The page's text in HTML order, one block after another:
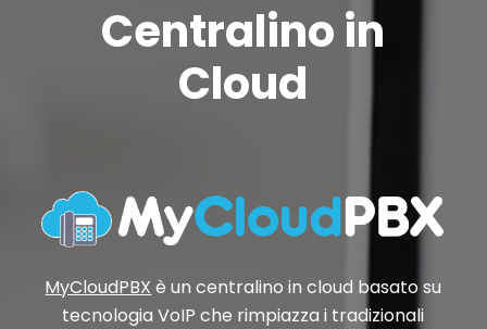
Centralino in
Cloud
MyCloudPBX è un centralino in cloud basato su
tecnologia VoIP che rimpiazza i tradizionali